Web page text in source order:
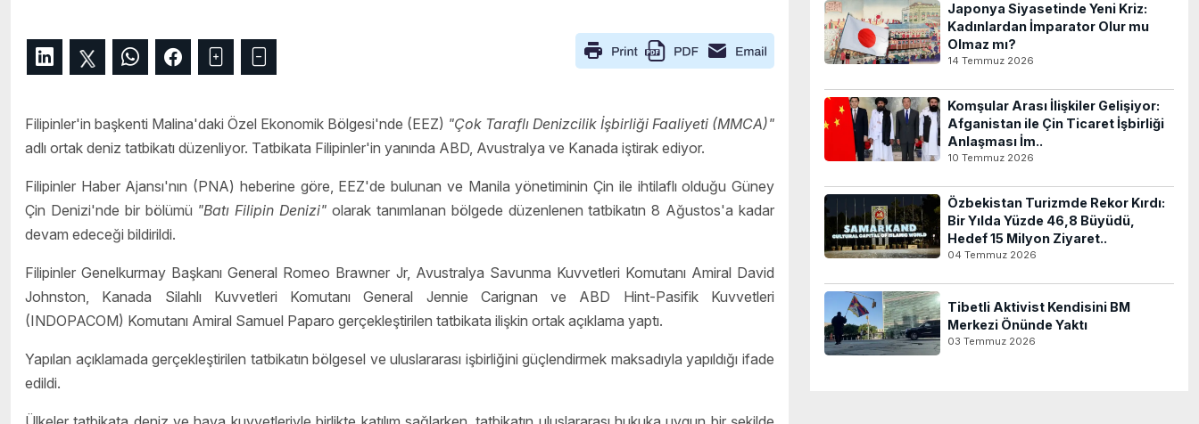
Filipinler'in başkenti Malina'daki Özel Ekonomik Bölgesi'nde (EEZ) "Çok Taraflı Denizcilik İşbirliği Faaliyeti (MMCA)"
adlı ortak deniz tatbikatı düzenliyor. Tatbikata Filipinler'in yanında ABD, Avustralya ve Kanada iştirak ediyor.
Filipinler Haber Ajansı'nın (PNA) heberine göre, EEZ'de bulunan ve Manila yönetiminin Çin ile ihtilaflı olduğu Güney
Çin Denizi'nde bir bölümü "Batı Filipin Denizi" olarak tanımlanan bölgede düzenlenen tatbikatın 8 Ağustos'a kadar
devam edeceği bildirildi.
Filipinler Genelkurmay Başkanı General Romeo Brawner Jr, Avustralya Savunma Kuvvetleri Komutanı Amiral David
Johnston, Kanada Silahlı Kuvvetleri Komutanı General Jennie Carignan ve ABD Hint-Pasifik Kuvvetleri
(INDOPACOM) Komutanı Amiral Samuel Paparo gerçekleştirilen tatbikata ilişkin ortak açıklama yaptı.
Yapılan açıklamada gerçekleştirilen tatbikatın bölgesel ve uluslararası işbirliğini güçlendirmek maksadıyla yapıldığı ifade
edildi.
Japonya Siyasetinde Yeni Kriz:
Kadınlardan İmparator Olur mu
Olmaz mı?
14 Temmuz 2026
Komşular Arası İlişkiler Gelişiyor:
Afganistan ile Çin Ticaret İşbirliği
Anlaşması İm..
10 Temmuz 2026
Özbekistan Turizmde Rekor Kırdı:
Bir Yılda Yüzde 46,8 Büyüdü,
Hedef 15 Milyon Ziyaret..
04 Temmuz 2026
Tibetli Aktivist Kendisini BM
Merkezi Önünde Yaktı
03 Temmuz 2026